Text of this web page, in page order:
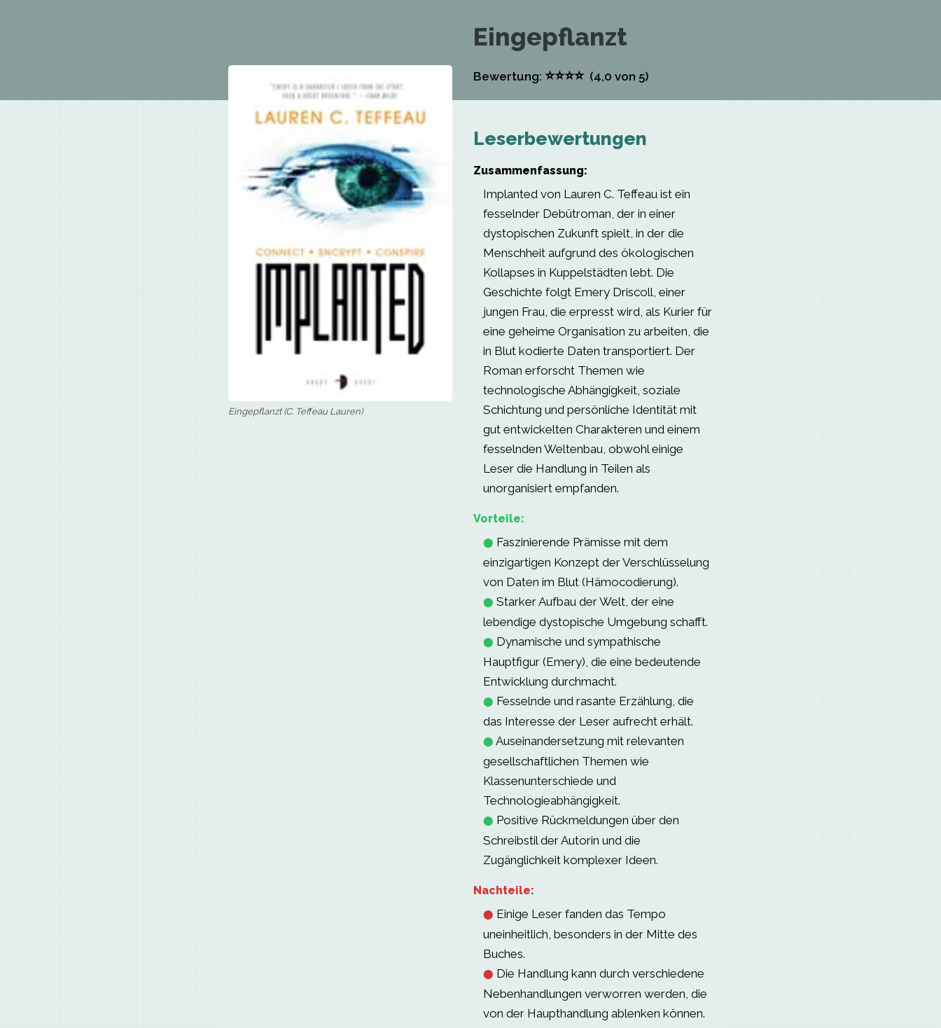
Eingepflanzt
Bewertung: ⭐⭐⭐⭐(4,0 von 5)
Eingepflanzt (C. Teffeau Lauren)
Leserbewertungen
Zusammenfassung:
Implanted von Lauren C. Teffeau ist ein
fesselnder Debütroman, der in einer
dystopischen Zukunft spielt, in der die
Menschheit aufgrund des ökologischen
Kollapses in Kuppelstädten lebt. Die
Geschichte folgt Emery Driscoll, einer
jungen Frau, die erpresst wird, als Kurier für
eine geheime Organisation zu arbeiten, die
in Blut kodierte Daten transportiert. Der
Roman erforscht Themen wie
technologische Abhängigkeit, soziale
Schichtung und persönliche Identität mit
gut entwickelten Charakteren und einem
fesselnden Weltenbau, obwohl einige
Leser die Handlung in Teilen als
unorganisiert empfanden.
Vorteile:
⬤ Faszinierende Prämisse mit dem
einzigartigen Konzept der Verschlüsselung
von Daten im Blut (Hämocodierung).
⬤ Starker Aufbau der Welt, der eine
lebendige dystopische Umgebung schafft.
⬤ Dynamische und sympathische
Hauptfigur (Emery), die eine bedeutende
Entwicklung durchmacht.
⬤ Fesselnde und rasante Erzählung, die
das Interesse der Leser aufrecht erhält.
⬤ Auseinandersetzung mit relevanten
gesellschaftlichen Themen wie
Klassenunterschiede und
Technologieabhängigkeit.
⬤ Positive Rückmeldungen über den
Schreibstil der Autorin und die
Zugänglichkeit komplexer Ideen.
Nachteile:
⬤ Einige Leser fanden das Tempo
uneinheitlich, besonders in der Mitte des
Buches.
⬤ Die Handlung kann durch verschiedene
Nebenhandlungen verworren werden, die
von der Haupthandlung ablenken können.